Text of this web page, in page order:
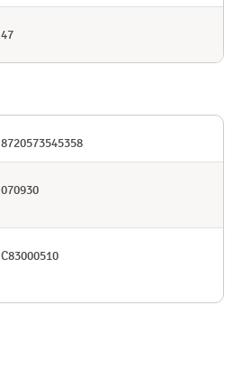
47
8720573545358
070930
C83000510